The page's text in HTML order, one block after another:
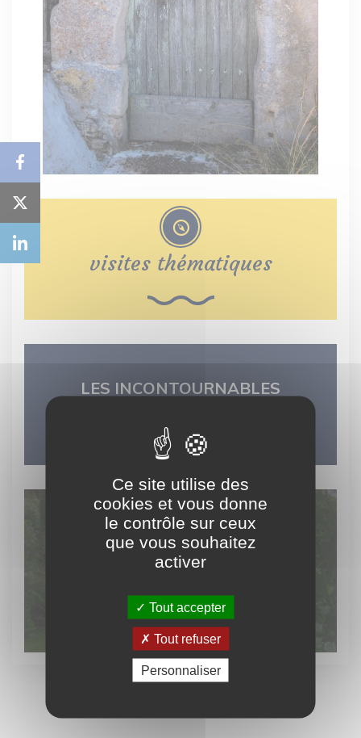
visites thématiques
LES INCONTOURNABLES
Découvrez
le patrimoine vert
Ce site utilise des
cookies et vous donne
le contrôle sur ceux
que vous souhaitez
activer
Tout accepter
Tout refuser
Personnaliser